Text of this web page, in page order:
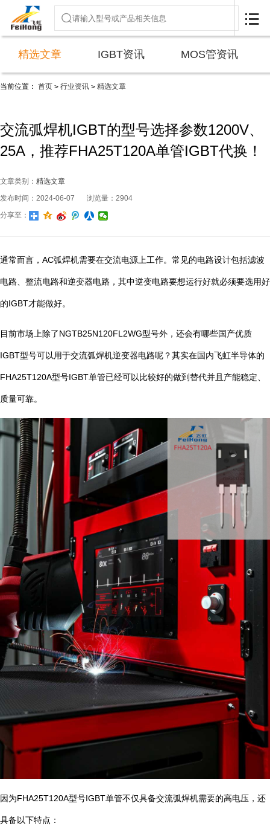

精选文章 IGBT资讯 MOS管资讯
当前位置： 首页 > 行业资讯 > 精选文章
交流弧焊机IGBT的型号选择参数1200V、
25A，推荐FHA25T120A单管IGBT代换！
文章类别： 精选文章
发布时间：2024-06-07
浏览量：2904
分享至：
通常而言，AC弧焊机需要在交流电源上工作。常见的电路设计包括滤波
电路、整流电路和逆变器电路，其中逆变电路要想运行好就必须要选用好
的IGBT才能做好。
目前市场上除了NGTB25N120FL2WG型号外，还会有哪些国产优质
IGBT型号可以用于交流弧焊机逆变器电路呢？其实在国内飞虹半导体的
FHA25T120A型号IGBT单管已经可以比较好的做到替代并且产能稳定、
质量可靠。
因为FHA25T120A型号IGBT单管不仅具备交流弧焊机需要的高电压，还
具备以下特点：